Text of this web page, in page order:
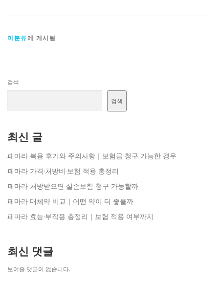
미분류에 게시됨
검색
검색
최신 글
페마라 복용 후기와 주의사항｜보험금 청구 가능한 경우
페마라 가격·처방비·보험 적용 총정리
페마라 처방받으면 실손보험 청구 가능할까
페마라 대체약 비교｜어떤 약이 더 좋을까
페마라 효능·부작용 총정리｜보험 적용 여부까지
최신 댓글
보여줄 댓글이 없습니다.